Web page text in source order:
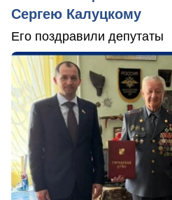
Сергею Калуцкому
Его поздравили депутаты